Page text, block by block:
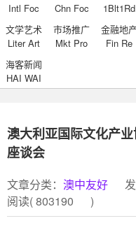
Intl Foc
Chn Foc
1Blt1Rd
文学艺术
Liter Art
市场推广
Mkt Pro
金融地产
Fin Re
海客新闻
HAI WAI
澳大利亚国际文化产
座谈会
文章分类： 澳中友好
阅读(803190 )